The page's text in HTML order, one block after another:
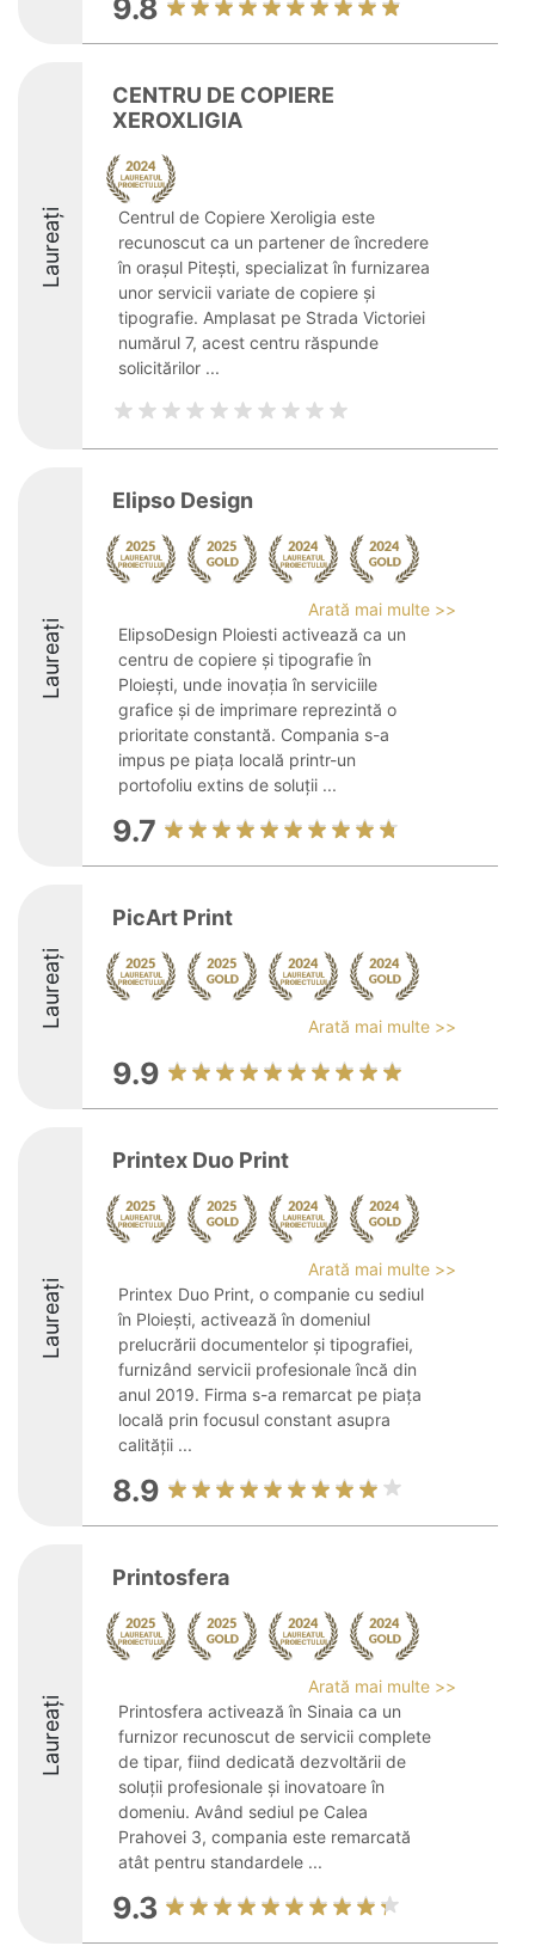
9.8
Laureați
CENTRU DE COPIERE
XEROXLIGIA
Centrul de Copiere Xeroligia este
recunoscut ca un partener de încredere
în orașul Pitești, specializat în furnizarea
unor servicii variate de copiere și
tipografie. Amplasat pe Strada Victoriei
numărul 7, acest centru răspunde
solicitărilor ...
Laureați
Elipso Design
Arată mai multe >>
ElipsoDesign Ploiesti activează ca un
centru de copiere și tipografie în
Ploiești, unde inovația în serviciile
grafice și de imprimare reprezintă o
prioritate constantă. Compania s-a
impus pe piața locală printr-un
portofoliu extins de soluții ...
9.7
Laureați
PicArt Print
Arată mai multe >>
9.9
Laureați
Printex Duo Print
Arată mai multe >>
Printex Duo Print, o companie cu sediul
în Ploiești, activează în domeniul
prelucrării documentelor și tipografiei,
furnizând servicii profesionale încă din
anul 2019. Firma s-a remarcat pe piața
locală prin focusul constant asupra
calității ...
8.9
Laureați
Printosfera
Arată mai multe >>
Printosfera activează în Sinaia ca un
furnizor recunoscut de servicii complete
de tipar, fiind dedicată dezvoltării de
soluții profesionale și inovatoare în
domeniu. Având sediul pe Calea
Prahovei 3, compania este remarcată
atât pentru standardele ...
9.3